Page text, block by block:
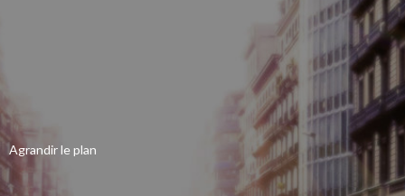
Agrandir le plan